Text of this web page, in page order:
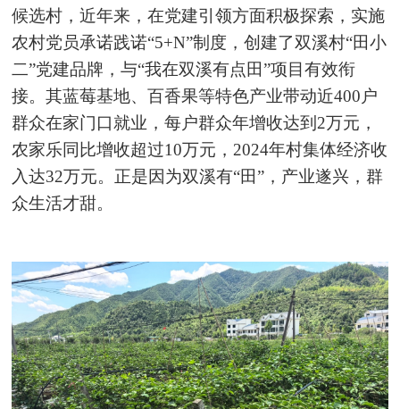
候选村，近年来，在党建引领方面积极探索，实施
农村党员承诺践诺“5+N”制度，创建了双溪村“田小
二”党建品牌，与“我在双溪有点田”项目有效衔
接。其蓝莓基地、百香果等特色产业带动近400户
群众在家门口就业，每户群众年增收达到2万元，
农家乐同比增收超过10万元，2024年村集体经济收
入达32万元。正是因为双溪有“田”，产业遂兴，群
众生活才甜。